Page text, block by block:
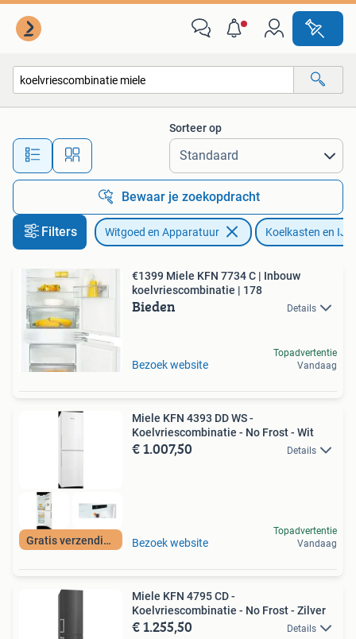
Alle afstanden…
Sorteer op
Bewaar je zoekopdracht
Filters Witgoed en Apparatuur Koelkasten en
€1399 Miele KFN 7734 C | Inbouw
koelvriescombinatie | 178
Bieden Details
Bezoek website
Topadvertentie
Vandaag
Gratis verzending
Miele KFN 4393 DD WS -
Koelvriescombinatie - No Frost - Wit
€ 1.007,50 Details
Bezoek website
Topadvertentie
Vandaag
Miele KFN 4795 CD -
Koelvriescombinatie - No Frost - Zilver
€ 1.255,50 Details